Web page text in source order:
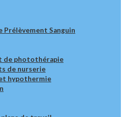
Prélèvement Sanguin
de photothérapie
de nurserie
hypothermie